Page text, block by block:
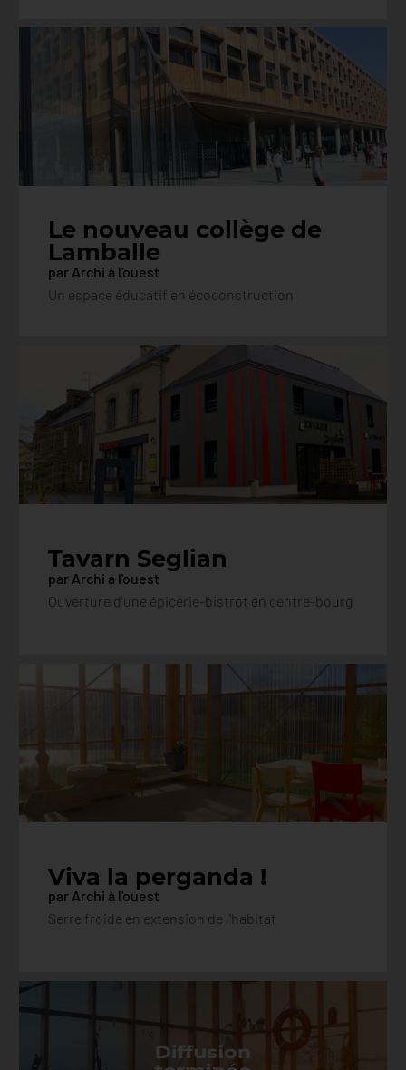
Le nouveau collège de
Lamballe
par Archi à l'ouest
Un espace éducatif en écoconstruction
Tavarn Seglian
par Archi à l'ouest
Ouverture d'une épicerie-bistrot en centre-bourg
Viva la perganda !
par Archi à l'ouest
Serre froide en extension de l'habitat